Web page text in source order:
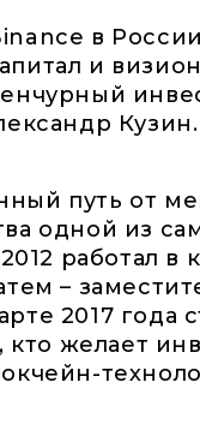
в
и
Кузин.
путь от
одной из
работал в
–
2017 года
желает